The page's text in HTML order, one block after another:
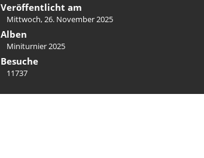
Veröffentlicht am
Mittwoch, 26. November 2025
Alben
Miniturnier 2025
Besuche
11737